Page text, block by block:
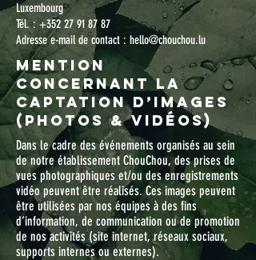
Luxembourg
Tél. : +352 27 91 87 87
Adresse e-mail de contact : hello@chouchou.lu
Mention
concernant la
captation d’images
(photos & vidéos)
Dans le cadre des événements organisés au sein
de notre établissement ChouChou, des prises de
vues photographiques et/ou des enregistrements
vidéo peuvent être réalisés. Ces images peuvent
être utilisées par nos équipes à des fins
d’information, de communication ou de promotion
de nos activités (site internet, réseaux sociaux,
supports internes ou externes).